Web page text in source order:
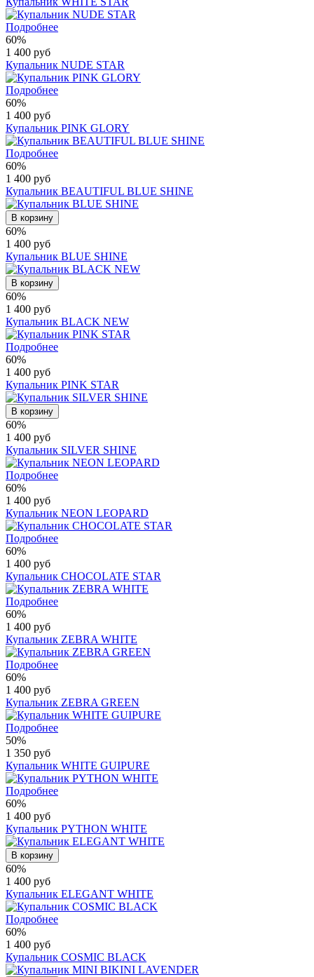
Подробнее
60%
1 400 руб
Купальник NUDE STAR
Подробнее
60%
1 400 руб
Купальник PINK GLORY
Подробнее
60%
1 400 руб
Купальник BEAUTIFUL BLUE SHINE
В корзину
60%
1 400 руб
Купальник BLUE SHINE
В корзину
60%
1 400 руб
Купальник BLACK NEW
Подробнее
60%
1 400 руб
Купальник PINK STAR
В корзину
60%
1 400 руб
Купальник SILVER SHINE
Подробнее
60%
1 400 руб
Купальник NEON LEOPARD
Подробнее
60%
1 400 руб
Купальник CHOCOLATE STAR
Подробнее
60%
1 400 руб
Купальник ZEBRA WHITE
Подробнее
60%
1 400 руб
Купальник ZEBRA GREEN
Подробнее
50%
1 350 руб
Купальник WHITE GUIPURE
Подробнее
60%
1 400 руб
Купальник PYTHON WHITE
В корзину
60%
1 400 руб
Купальник ELEGANT WHITE
Подробнее
60%
1 400 руб
Купальник COSMIC BLACK